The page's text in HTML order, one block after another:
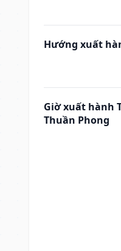
Hướng xuất
Giờ xuất hành
Thuần Phong